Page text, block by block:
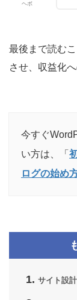
ヘボ
最後まで読む
させ、収益化
今すぐ
い方は、「
ログの始め
サイト設